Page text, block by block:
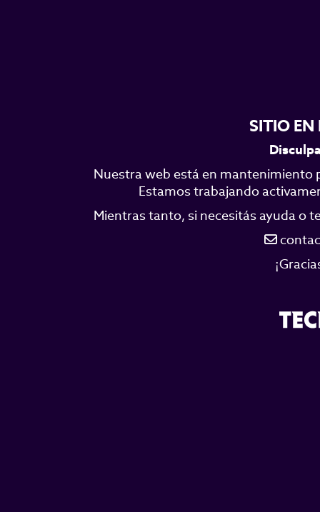
SITIO
Nuestra web está en mantenimiento
Estamos trabajando
Mientras tanto, si necesitás ayuda o